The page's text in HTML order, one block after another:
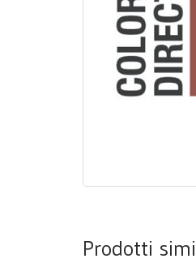
Prodotti